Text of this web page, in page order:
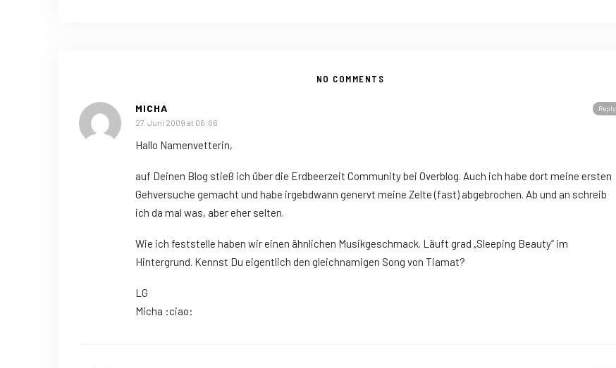
NO COMMENTS
Reply
MICHA
27. Juni 2009 at 06:06
Hallo Namenvetterin,
auf Deinen Blog stieß ich über die Erdbeerzeit Community bei Overblog. Auch ich habe dort meine ersten
Gehversuche gemacht und habe irgebdwann genervt meine Zelte (fast) abgebrochen. Ab und an schreib
ich da mal was, aber eher selten.
Wie ich feststelle haben wir einen ähnlichen Musikgeschmack. Läuft grad „Sleeping Beauty“ im
Hintergrund. Kennst Du eigentlich den gleichnamigen Song von Tiamat?
LG
Micha :ciao: